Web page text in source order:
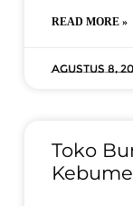
READ MORE »
Agustus 8,
Toko